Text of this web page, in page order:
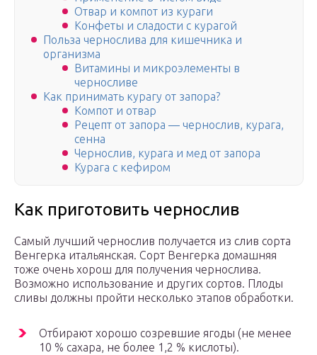
Отвар и компот из кураги
Конфеты и сладости с курагой
Польза чернослива для кишечника и
организма
Витамины и микроэлементы в
черносливе
Как принимать курагу от запора?
Компот и отвар
Рецепт от запора — чернослив, курага,
сенна
Чернослив, курага и мед от запора
Курага с кефиром
Как приготовить чернослив
Самый лучший чернослив получается из слив сорта
Венгерка итальянская. Сорт Венгерка домашняя
тоже очень хорош для получения чернослива.
Возможно использование и других сортов. Плоды
сливы должны пройти несколько этапов обработки.
Отбирают хорошо созревшие ягоды (не менее
10 % сахара, не более 1,2 % кислоты).